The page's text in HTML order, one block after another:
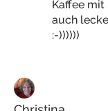
Kaffee
auch
:-))))))